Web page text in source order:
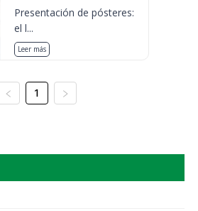
Presentación de pósteres:
el l...
Leer más
1